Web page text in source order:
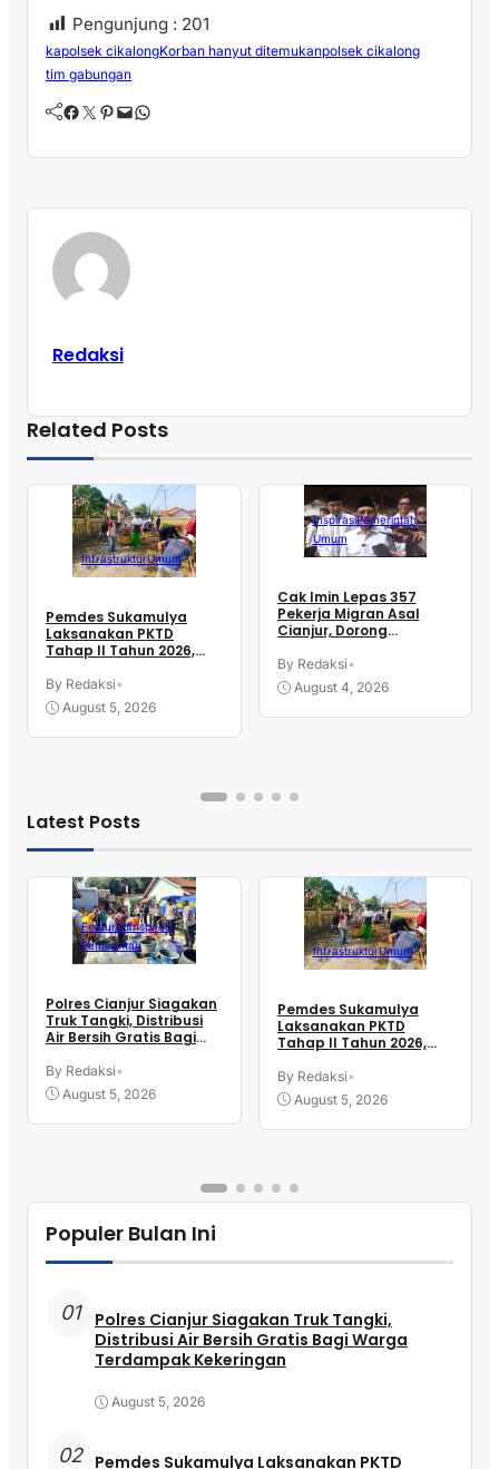
Pengunjung : 201
kapolsek cikalongKorban hanyut ditemukanpolsek cikalong
tim gabungan
Facebook Twitter Pinterest Mail WhatsApp
Redaksi
Related Posts
InfrastrukturUmum
Pemdes Sukamulya
Laksanakan PKTD
Tahap II Tahun 2026,
KKN UIN SGD Bandung
By Redaksi•
August 5, 2026
InspirasiPemerintah
Umum
Cak Imin Lepas 357
Pekerja Migran Asal
Cianjur, Dorong
Kerja Ke Sektor Formal
Luar Negeri
By Redaksi•
August 4, 2026
Latest Posts
FeaturedInspirasi
Pemerintah
Polres Cianjur Siagakan
Truk Tangki, Distribusi
Air Bersih Gratis Bagi
Kekeringan
By Redaksi•
August 5, 2026
InfrastrukturUmum
Pemdes Sukamulya
Laksanakan PKTD
Tahap II Tahun 2026,
KKN UIN SGD Bandung
By Redaksi•
August 5, 2026
Populer Bulan Ini
01
Polres Cianjur Siagakan Truk Tangki,
Distribusi Air Bersih Gratis Bagi Warga
Terdampak Kekeringan
August 5, 2026
02 Pemdes Sukamulya Laksanakan PKTD